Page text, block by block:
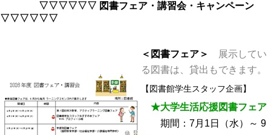
▽▽▽▽▽▽ 図書フェア・講習会・キャンペーン
▽▽▽▽▽▽
＜図書フェア＞
展示してい
る図書は、貸出もできます。
【図書館学生スタッフ企画】
★大学生活応援図書フェア
期間：7月1日（水）～ 9